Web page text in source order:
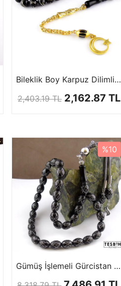
Bileklik Boy Karpuz Dilimli Oltu Tesbih
2,403.19 TL 2,162.87 TL
%10
Gümüş İşlemeli Gürcistan Oltu Tesbihi